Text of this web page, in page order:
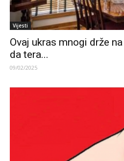
Vijesti
Ovaj ukras mnogi drže
da tera...
09/02/2025